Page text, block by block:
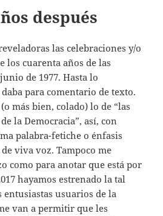
después
las celebraciones y/o
los cuarenta años de las
de 1977. Hasta lo
para comentario de texto.
más bien, colado) lo de “las
la Democracia”, así, con
palabra-fetiche o énfasis
viva voz. Tampoco me
como para anotar que está por
hayamos estrenado la tal
entusiastas usuarios de la
van a permitir que les